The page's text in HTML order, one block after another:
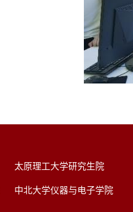
太原理工大学研究生院
中北大学仪器与电子学院